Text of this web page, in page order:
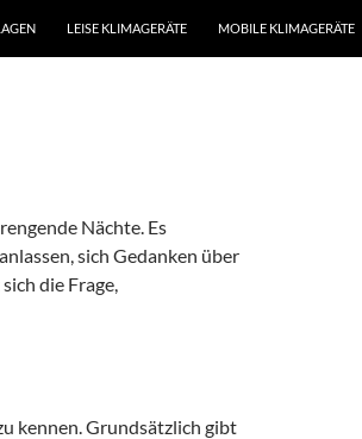
LEISE KLIMAGERÄTE MOBILE KLIMAGERÄTE
Nächte. Es
sich Gedanken über
die Frage,
kennen. Grundsätzlich gibt